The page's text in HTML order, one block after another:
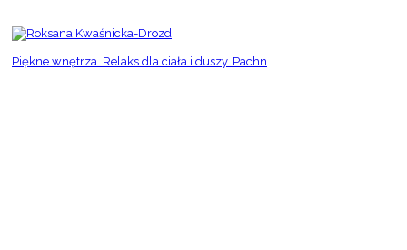
Piękne wnętrza. Relaks dla ciała i duszy. Pachn